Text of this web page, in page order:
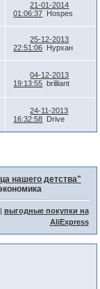
21-01-2014
01:06:37
Hospes
25-12-2013
22:51:06
Нурхан
04-12-2013
19:13:55 brilliant
24-11-2013
16:32:58
Drive
нашего детства"
выгодные покупки на
AliExpress